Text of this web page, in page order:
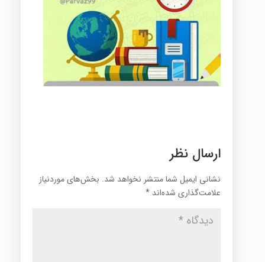
ارسال نظر
نشانی ایمیل شما منتشر نخواهد شد. بخش‌های موردنیاز
علامت‌گذاری شده‌اند *